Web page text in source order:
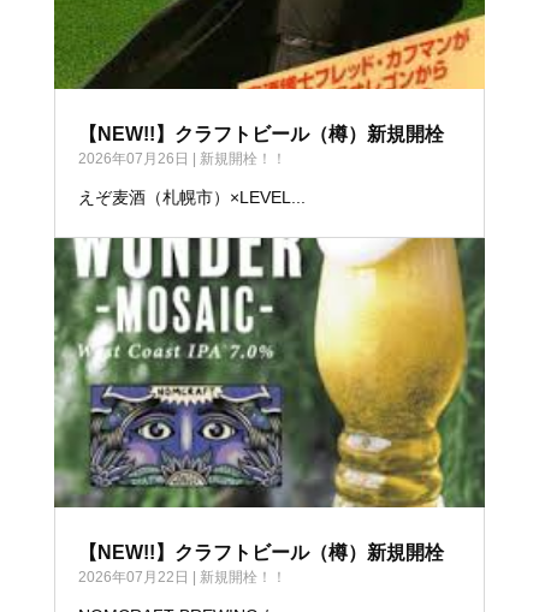
【NEW!!】クラフトビール（樽）新規開栓
2026年07月26日 新規開栓！！
えぞ麦酒（札幌市）×LEVEL...
【NEW!!】クラフトビール（樽）新規開栓
2026年07月22日 新規開栓！！